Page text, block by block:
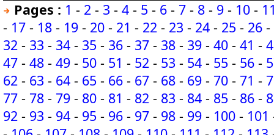
Pages : 1 - 2 - 3 - 4 - 5 - 6 - 7 - 8 - 9 - 10 -
- 17 - 18 - 19 - 20 - 21 - 22 - 23 - 24 - 25 - 26 -
32 - 33 - 34 - 35 - 36 - 37 - 38 - 39 - 40 - 41 -
47 - 48 - 49 - 50 - 51 - 52 - 53 - 54 - 55 - 56 -
62 - 63 - 64 - 65 - 66 - 67 - 68 - 69 - 70 - 71 -
77 - 78 - 79 - 80 - 81 - 82 - 83 - 84 - 85 - 86 -
92 - 93 - 94 - 95 - 96 - 97 - 98 - 99 - 100 - 101